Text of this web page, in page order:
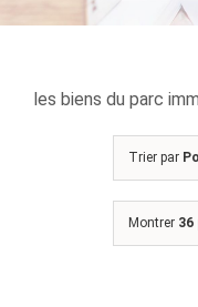
les biens du parc
Trier par
Montrer 36